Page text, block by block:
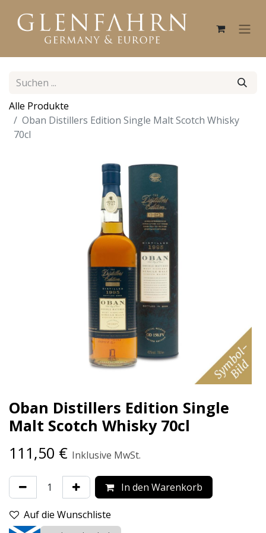
Alle Produkte
Oban Distillers Edition Single Malt Scotch Whisky
70cl
Oban Distillers Edition Single
Malt Scotch Whisky 70cl
111,50 € Inklusive MwSt.
In den Warenkorb
Auf die Wunschliste